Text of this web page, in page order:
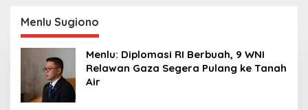
Istana? Ini Link
Pendaftaran Resminya
di Sini
Menlu Sugiono
Menlu: Diplomasi RI Berbuah, 9 WNI
Relawan Gaza Segera Pulang ke Tanah
Air